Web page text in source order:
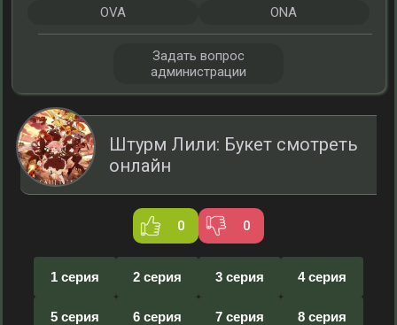
Штурм Лили: Букет смотреть
онлайн
0 0
1 серия 2 серия 3 серия 4 серия
5 серия 6 серия 7 серия 8 серия
OVA
ONA
Задать вопрос
администрации